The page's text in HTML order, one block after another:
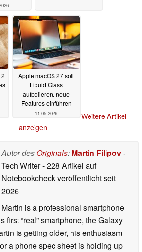
Apple macOS 27 soll
Liquid Glass
aufpolieren, neue
Features einführen
11.05.2026
Weitere Artikel
anzeigen
Autor des Originals: Martin Filipov-
Tech Writer- 228 Artikel auf
Notebookcheck veröffentlichtseit
2026
Martin is a professional smartphone
first “real” smartphone, the Galaxy
is getting older, his enthusiasm
a phone spec sheet is holding up